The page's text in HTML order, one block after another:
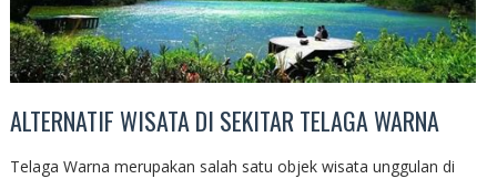
ALTERNATIF WISATA DI SEKITAR TELAGA WARNA
Telaga Warna merupakan salah satu objek wisata unggulan di